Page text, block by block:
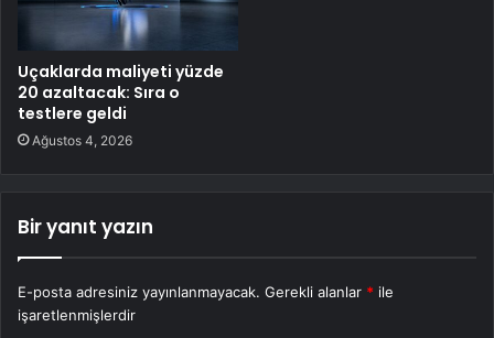
Uçaklarda maliyeti yüzde
20 azaltacak: Sıra o
testlere geldi
Ağustos 4, 2026
Bir yanıt yazın
E-posta adresiniz yayınlanmayacak. Gerekli alanlar * ile
işaretlenmişlerdir